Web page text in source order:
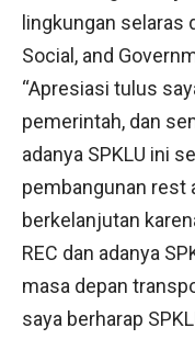
lingkungan selaras
Social, and
“Apresiasi tulus
pemerintah, dan
adanya SPKLU ini
pembangunan rest
berkelanjutan
REC dan adanya
masa depan
saya berharap